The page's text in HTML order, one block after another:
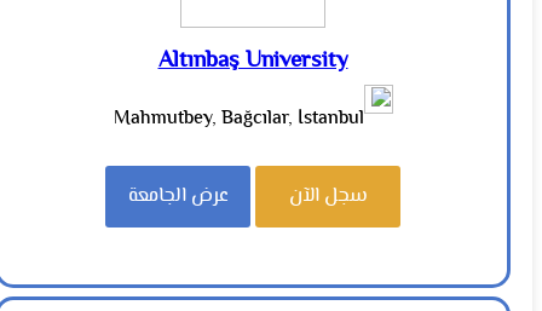
Altınbaş University
Mahmutbey, Bağcılar, İstanbul
سجل الآن عرض الجامعة